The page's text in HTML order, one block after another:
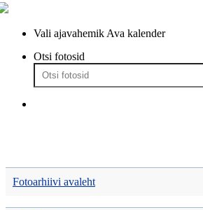
Vali ajavahemik Ava kalender
Otsi fotosid
Fotoarhiivi avaleht